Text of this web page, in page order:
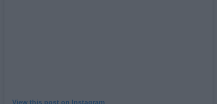
View this post on Instagram